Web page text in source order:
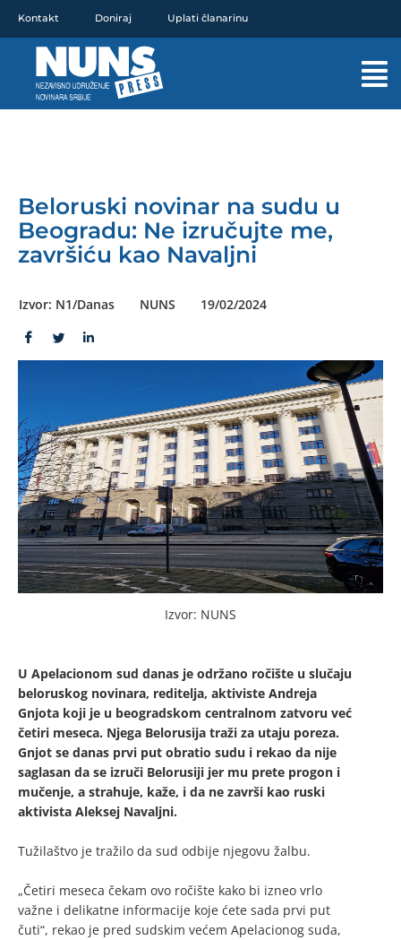
sadržaj
Kontakt Doniraj Uplati članarinu
Beloruski novinar na sudu u
Beogradu: Ne izručujte me,
završiću kao Navaljni
Izvor: N1/Danas NUNS 19/02/2024
Izvor: NUNS
U Apelacionom sud danas je održano ročište u slučaju
beloruskog novinara, reditelja, aktiviste Andreja
Gnjota koji je u beogradskom centralnom zatvoru već
četiri meseca. Njega Belorusija traži za utaju poreza.
Gnjot se danas prvi put obratio sudu i rekao da nije
saglasan da se izruči Belorusiji jer mu prete progon i
mučenje, a strahuje, kaže, i da ne završi kao ruski
aktivista Aleksej Navaljni.
Tužilaštvo je tražilo da sud odbije njegovu žalbu.
„Četiri meseca čekam ovo ročište kako bi izneo vrlo
važne i delikatne informacije koje ćete sada prvi put
čuti“, rekao je pred sudskim većem Apelacionog suda,